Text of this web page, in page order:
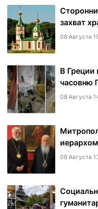
захват
08 Августа
В Греции
часовню
08 Августа
08 Августа